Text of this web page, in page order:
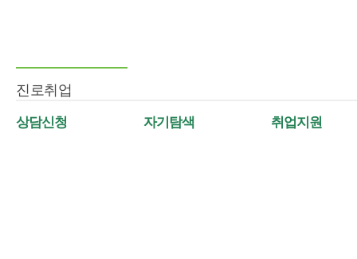
진로취업
상담신청 자기탐색 취업지원